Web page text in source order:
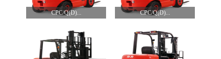
CPC/Q(D)... CPC/Q(D)...